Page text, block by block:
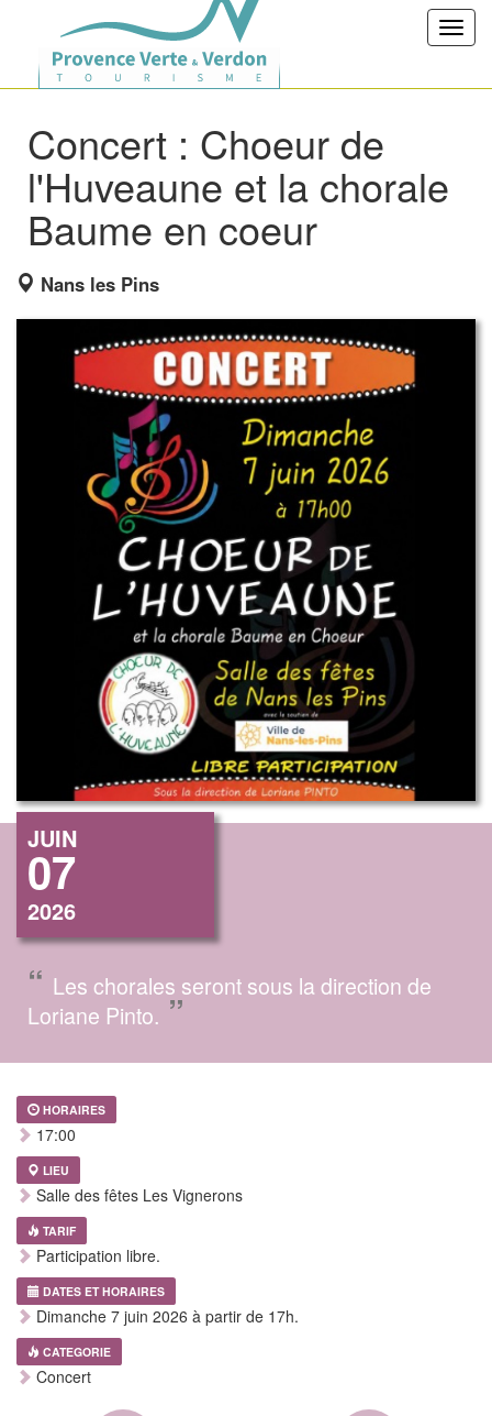
Concert : Choeur de
l'Huveaune et la chorale
Baume en coeur
Nans les Pins
JUIN
07
2026
“ Les chorales seront sous la direction de
Loriane Pinto. ”
HORAIRES
17:00
LIEU
Salle des fêtes Les Vignerons
TARIF
Participation libre.
DATES ET HORAIRES
Dimanche 7 juin 2026 à partir de 17h.
CATEGORIE
Concert